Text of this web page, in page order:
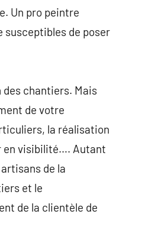
Un pro peintre
susceptibles de poser
chantiers. Mais
de votre
la réalisation
en visibilité…. Autant
de la
et le
de la clientèle de